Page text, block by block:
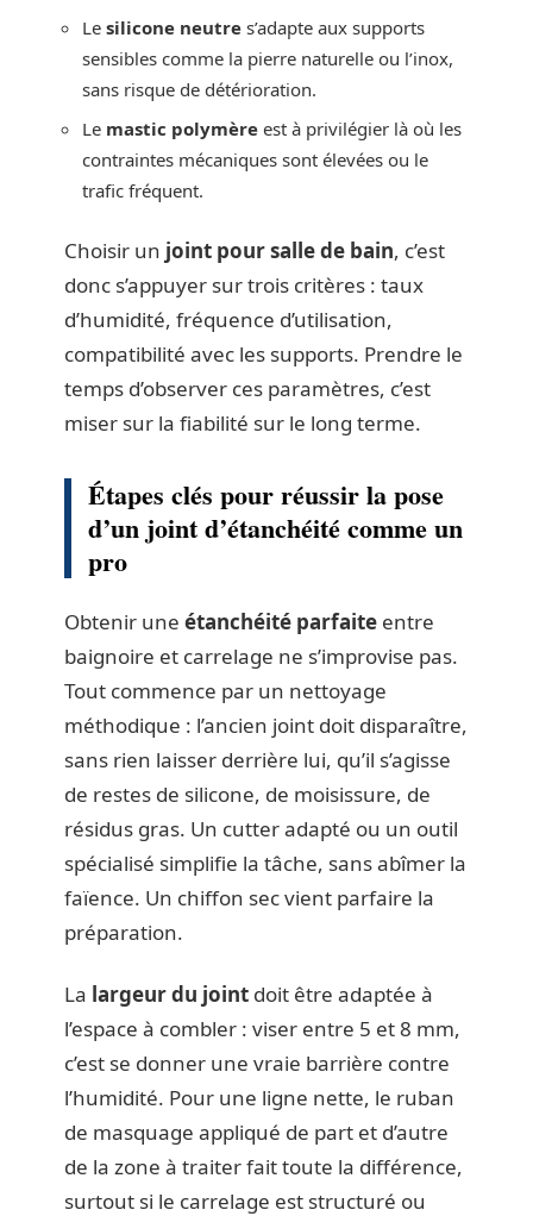
Le silicone neutre s’adapte aux supports
sensibles comme la pierre naturelle ou l’inox,
sans risque de détérioration.
Le mastic polymère est à privilégier là où les
contraintes mécaniques sont élevées ou le
trafic fréquent.
Choisir un joint pour salle de bain, c’est
donc s’appuyer sur trois critères : taux
d’humidité, fréquence d’utilisation,
compatibilité avec les supports. Prendre le
temps d’observer ces paramètres, c’est
miser sur la fiabilité sur le long terme.
Étapes clés pour réussir la pose
d’un joint d’étanchéité comme un
pro
Obtenir une étanchéité parfaite entre
baignoire et carrelage ne s’improvise pas.
Tout commence par un nettoyage
méthodique : l’ancien joint doit disparaître,
sans rien laisser derrière lui, qu’il s’agisse
de restes de silicone, de moisissure, de
résidus gras. Un cutter adapté ou un outil
spécialisé simplifie la tâche, sans abîmer la
faïence. Un chiffon sec vient parfaire la
préparation.
La largeur du joint doit être adaptée à
l’espace à combler : viser entre 5 et 8 mm,
c’est se donner une vraie barrière contre
l’humidité. Pour une ligne nette, le ruban
de masquage appliqué de part et d’autre
de la zone à traiter fait toute la différence,
surtout si le carrelage est structuré ou